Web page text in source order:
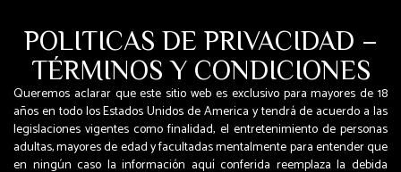
POLITICAS DE PRIVACIDAD –
TÉRMINOS Y CONDICIONES
Queremos aclarar que este sitio web es exclusivo para mayores de 18
años en todo los Estados Unidos de America y tendrá de acuerdo a las
legislaciones vigentes como finalidad, el entretenimiento de personas
adultas, mayores de edad y facultadas mentalmente para entender que
en ningún caso la información aquí conferida reemplaza la debida